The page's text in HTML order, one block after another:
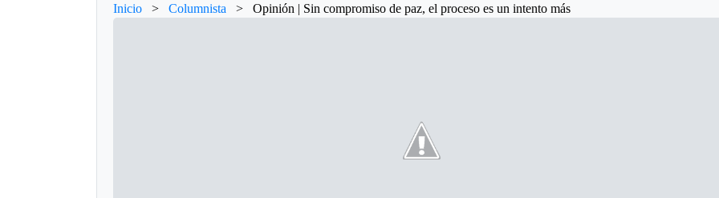
Inicio > Columnista > Opinión | Sin compromiso de paz, el proceso es un intento más